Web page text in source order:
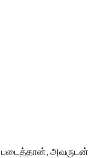
படைத்தான், அவருடன்